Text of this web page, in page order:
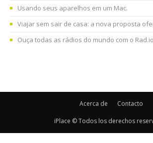
Usando seus aparelhos em um Mac.
Viajar sem sair de casa: a nova proposta
Ouça todas as rádios do mundo com o Rad.io
Acerca de Contacto
iPlace © Todos los derechos